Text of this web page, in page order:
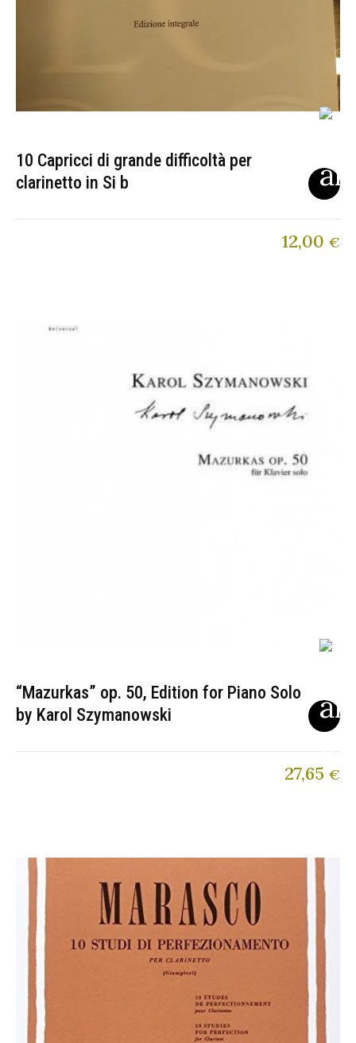
10 Capricci di grande difficoltà per
clarinetto in Si b
12,00 €
“Mazurkas” op. 50, Edition for Piano Solo
by Karol Szymanowski
27,65 €